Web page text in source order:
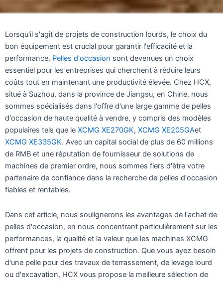
Lorsqu'il s'agit de projets de construction lourds, le choix du
bon équipement est crucial pour garantir l'efficacité et la
performance. Pelles d'occasion sont devenues un choix
essentiel pour les entreprises qui cherchent à réduire leurs
coûts tout en maintenant une productivité élevée. Chez HCX,
situé à Suzhou, dans la province de Jiangsu, en Chine, nous
sommes spécialisés dans l'offre d'une large gamme de pelles
d'occasion de haute qualité à vendre, y compris des modèles
populaires tels que le XCMG XE270GK, XCMG XE205GAet
XCMG XE335GK. Avec un capital social de plus de 60 millions
de RMB et une réputation de fournisseur de solutions de
machines de premier ordre, nous sommes fiers d'être votre
partenaire de confiance dans la recherche de pelles d'occasion
fiables et rentables.
Dans cet article, nous soulignerons les avantages de l'achat de
pelles d'occasion, en nous concentrant particulièrement sur les
performances, la qualité et la valeur que les machines XCMG
offrent pour les projets de construction. Que vous ayez besoin
d'une pelle pour des travaux de terrassement, de levage lourd
ou d'excavation, HCX vous propose la meilleure sélection de